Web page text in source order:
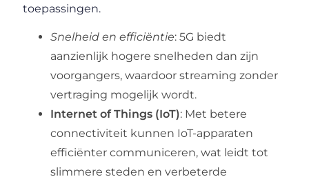
toepassingen.
Snelheid en efficiëntie: 5G biedt
aanzienlijk hogere snelheden dan zijn
voorgangers, waardoor streaming zonder
vertraging mogelijk wordt.
Internet of Things (IoT): Met betere
connectiviteit kunnen IoT-apparaten
efficiënter communiceren, wat leidt tot
slimmere steden en verbeterde